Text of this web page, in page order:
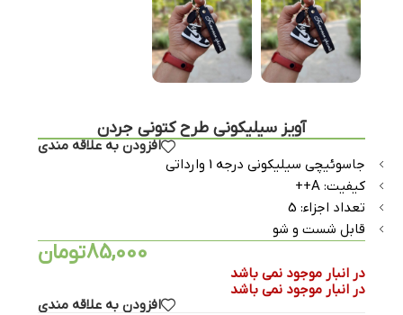
آویز سیلیکونی طرح کتونی جردن
افزودن به علاقه مندی
جاسوئیچی سیلیکونی درجه 1 وارداتی
کیفیت: A++
تعداد اجزاء: 5
قابل شست و شو
85,000تومان
در انبار موجود نمی باشد
در انبار موجود نمی باشد
افزودن به علاقه مندی